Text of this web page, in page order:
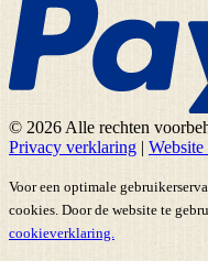
© 2026 Alle rechten
Privacy verklaring |
Voor een optimale
cookies. Door de website te
cookieverklaring.